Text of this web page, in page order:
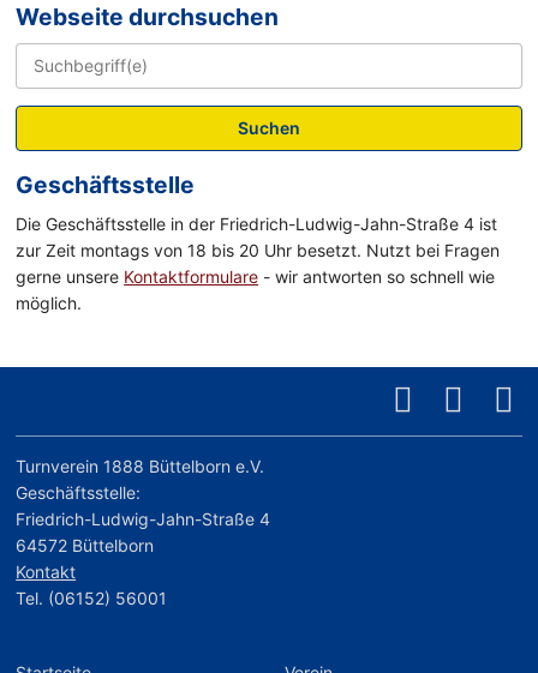
Webseite durchsuchen
Suchen
Geschäftsstelle
Die Geschäftsstelle in der Friedrich-Ludwig-Jahn-Straße 4 ist
zur Zeit montags von 18 bis 20 Uhr besetzt. Nutzt bei Fragen
gerne unsere Kontaktformulare - wir antworten so schnell wie
möglich.
Turnverein 1888 Büttelborn e.V.
Geschäftsstelle:
Friedrich-Ludwig-Jahn-Straße 4
64572 Büttelborn
Kontakt
Tel. (06152) 56001